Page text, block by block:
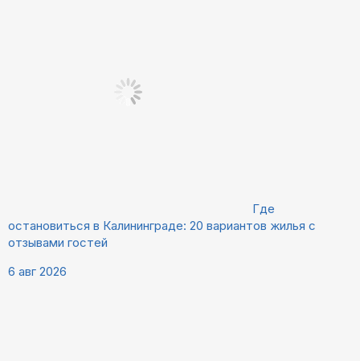
Где
остановиться в Калининграде: 20 вариантов жилья с
отзывами гостей
6 авг 2026